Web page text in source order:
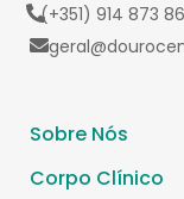
(+351) 914 873
Sobre Nós
Corpo Clínico